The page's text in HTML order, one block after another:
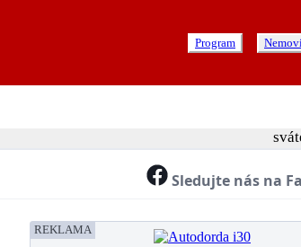
Program
Sledujte nás na
REKLAMA